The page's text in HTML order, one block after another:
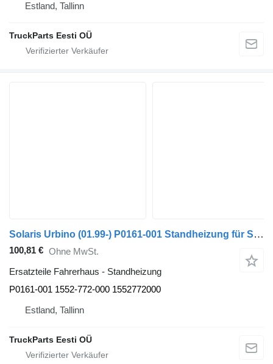
Estland, Tallinn
TruckParts Eesti OÜ
Solaris Urbino (01.99-) P0161-001 Standheizung für Solaris Urbino, Alpino, Vacanza (1999-) Bus
100,81 € Ohne MwSt.
Ersatzteile Fahrerhaus - Standheizung
P0161-001 1552-772-000 1552772000
Estland, Tallinn
TruckParts Eesti OÜ